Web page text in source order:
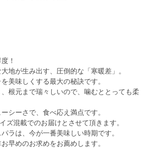
度！
が生み出す、圧倒的な「寒暖差」。
味しくする最大の秘訣です。
元まで瑞々しいので、噛むととっても柔
ーさで、食べ応え満点です。
混載でのお届けとさせて頂きます。
は、今が一番美味しい時期です。
めのお求めをお薦めします。